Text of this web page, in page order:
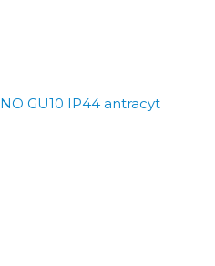
GU10 IP44 antracyt